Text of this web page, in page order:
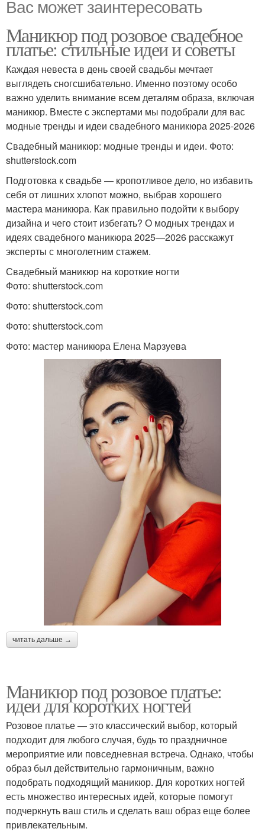
Вас может заинтересовать
Маникюр под розовое свадебное
платье: стильные идеи и советы
Каждая невеста в день своей свадьбы мечтает
выглядеть сногсшибательно. Именно поэтому особо
важно уделить внимание всем деталям образа, включая
маникюр. Вместе с экспертами мы подобрали для вас
модные тренды и идеи свадебного маникюра 2025-2026
Свадебный маникюр: модные тренды и идеи. Фото:
shutterstock.com
Подготовка к свадьбе — кропотливое дело, но избавить
себя от лишних хлопот можно, выбрав хорошего
мастера маникюра. Как правильно подойти к выбору
дизайна и чего стоит избегать? О модных трендах и
идеях свадебного маникюра 2025—2026 расскажут
эксперты с многолетним стажем.
Свадебный маникюр на короткие ногти
Фото: shutterstock.com
Фото: shutterstock.com
Фото: shutterstock.com
Фото: мастер маникюра Елена Марзуева
читать дальше →
Маникюр под розовое платье:
идеи для коротких ногтей
Розовое платье — это классический выбор, который
подходит для любого случая, будь то праздничное
мероприятие или повседневная встреча. Однако, чтобы
образ был действительно гармоничным, важно
подобрать подходящий маникюр. Для коротких ногтей
есть множество интересных идей, которые помогут
подчеркнуть ваш стиль и сделать ваш образ еще более
привлекательным.